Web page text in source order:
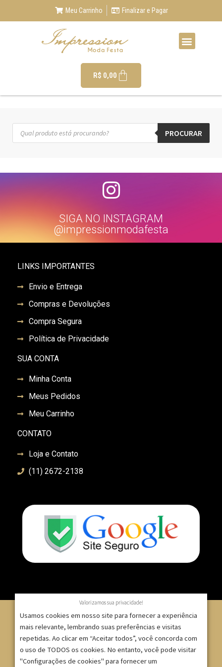
Meu Carrinho Finalizar e Pagar
R$ 0,00
PROCURAR
SIGA NO INSTAGRAM
@impressionmodafesta
LINKS IMPORTANTES
Envio e Entrega
Compras e Devoluções
Compra Segura
Política de Privacidade
SUA CONTA
Minha Conta
Meus Pedidos
Meu Carrinho
CONTATO
Loja e Contato
(11) 2672-2138
© 2007 – 2025 – ImpressionModaFesta | Rua Serra de
Japi, 1332 – Tatuapé – São Paulo/SP – CNPJ:
Valorizamos sua privacidade!
Usamos cookies em nosso site para fornecer a experiência
mais relevante, lembrando suas preferências e visitas
repetidas. Ao clicar em “Aceitar todos”, você concorda com
o uso de TODOS os cookies. No entanto, você pode visitar
"Configurações de cookies" para fornecer um